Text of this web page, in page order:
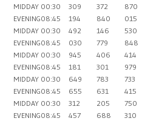
MIDDAY 00:30 309 372 870
EVENING08:45 194 840 015
MIDDAY 00:30 492 146 530
EVENING08:45 030 779 848
MIDDAY 00:30 945 406 414
EVENING08:45 181 301 979
MIDDAY 00:30 649 783 733
EVENING08:45 655 631 415
MIDDAY 00:30 312 205 750
EVENING08:45 457 688 310